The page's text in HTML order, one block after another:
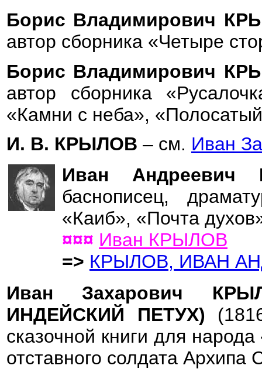
Борис Владимирович
автор сборника «Четыре
Борис Владимирович
автор сборника
«Камни с неба»,
И. В. КРЫЛОВ – см. Иван
Иван
баснописец,
«Каиб», «Почта
¤¤¤ Иван КРЫЛОВ
=> КРЫЛОВ, ИВАН
Иван Захарович
ИНДЕЙСКИЙ ПЕТУХ)
сказочной книги для
отставного солдата Архипа